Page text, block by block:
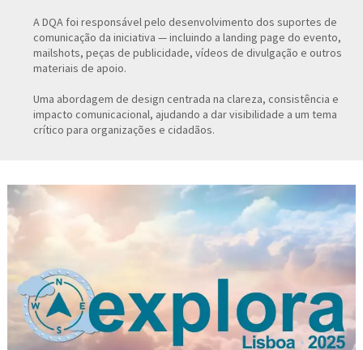
A DQA foi responsável pelo desenvolvimento dos suportes de
comunicação da iniciativa — incluindo a landing page do evento,
mailshots, peças de publicidade, vídeos de divulgação e outros
materiais de apoio.
Uma abordagem de design centrada na clareza, consistência e
impacto comunicacional, ajudando a dar visibilidade a um tema
crítico para organizações e cidadãos.